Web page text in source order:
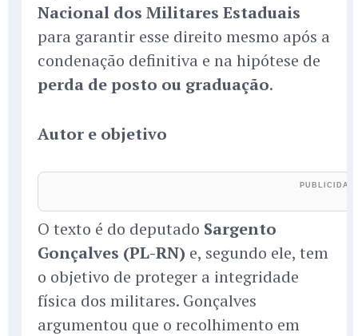
Nacional dos Militares Estaduais
para garantir esse direito mesmo após a
condenação definitiva e na hipótese de
perda de posto ou graduação.
Autor e objetivo
O texto é do deputado Sargento
Gonçalves (PL-RN) e, segundo ele, tem
o objetivo de proteger a integridade
física dos militares. Gonçalves
argumentou que o recolhimento em